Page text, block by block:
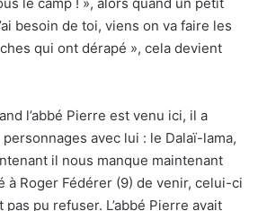
besoin de toi, viens on va faire les
qui ont dérapé », cela devient
l’abbé Pierre est venu ici, il a
avec lui : le Dalaï-lama,
il nous manque maintenant
à Roger Fédérer (9) de venir, celui-ci
pas pu refuser. L’abbé Pierre avait